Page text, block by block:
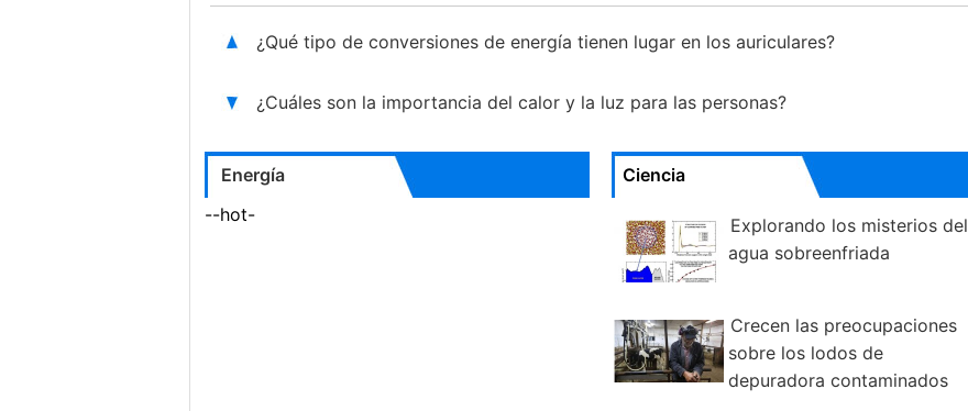
¿Qué tipo de conversiones de energía tienen lugar en los auriculares?
¿Cuáles son la importancia del calor y la luz para las personas?
Energía
--hot-
Ciencia
Explorando los misterios del
agua sobreenfriada
Crecen las preocupaciones
sobre los lodos de
depuradora contaminados